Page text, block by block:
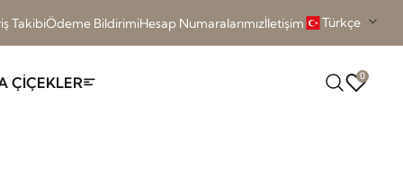
TakibiÖdeme BildirimiHesap Numaralarımızİletişim Türkçe
ÇİÇEKLER 0